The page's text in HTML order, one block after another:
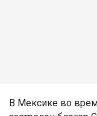
В Мексике во